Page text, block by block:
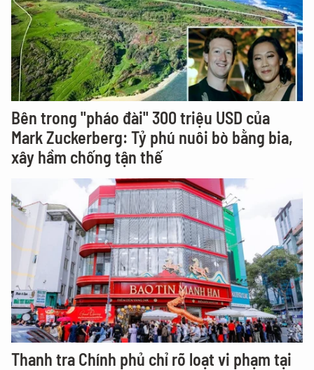
Bên trong "pháo đài" 300 triệu USD của
Mark Zuckerberg: Tỷ phú nuôi bò bằng bia,
xây hầm chống tận thế
Thanh tra Chính phủ chỉ rõ loạt vi phạm tại